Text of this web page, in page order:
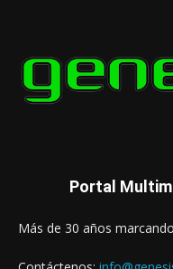
Portal
Más de 30 años